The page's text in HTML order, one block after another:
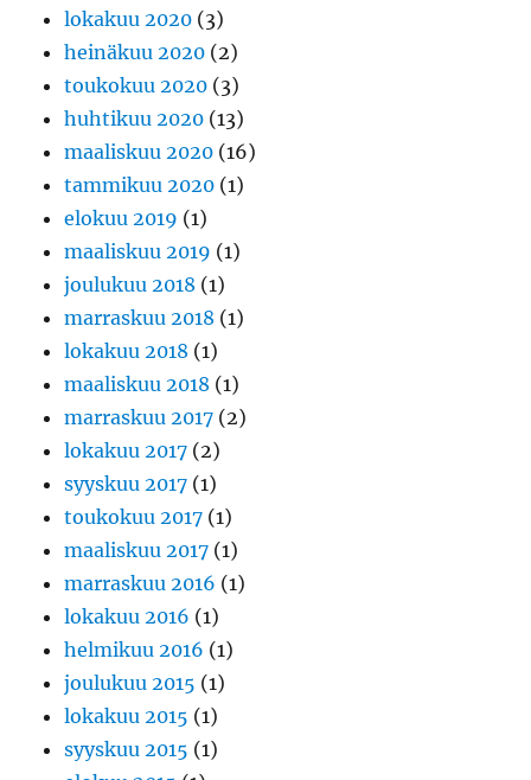
lokakuu 2020 (3)
heinäkuu 2020 (2)
toukokuu 2020 (3)
huhtikuu 2020 (13)
maaliskuu 2020 (16)
tammikuu 2020 (1)
elokuu 2019 (1)
maaliskuu 2019 (1)
joulukuu 2018 (1)
marraskuu 2018 (1)
lokakuu 2018 (1)
maaliskuu 2018 (1)
marraskuu 2017 (2)
lokakuu 2017 (2)
syyskuu 2017 (1)
toukokuu 2017 (1)
maaliskuu 2017 (1)
marraskuu 2016 (1)
lokakuu 2016 (1)
helmikuu 2016 (1)
joulukuu 2015 (1)
lokakuu 2015 (1)
syyskuu 2015 (1)